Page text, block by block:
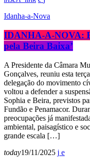
Idanha-a-Nova
IDANHA-A-NOVA:
pela Beira Baixa’
A Presidente da Câmara
Gonçalves, reuniu esta
delegação do movimento
voltou a defender a
Sophia e Beira, previstos
Fundão e Penamacor.
preocupações já
ambiental, paisagístico e
grande escala […]
today19/11/2025